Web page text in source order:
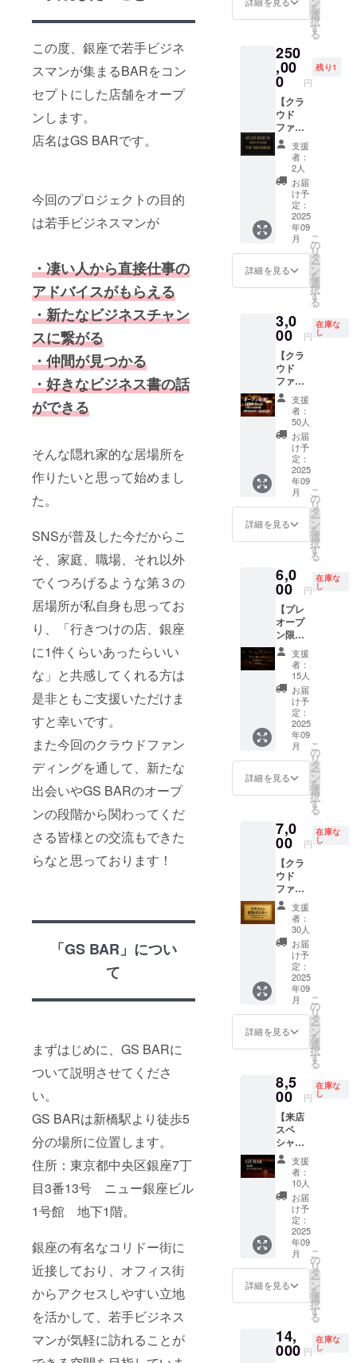
この度、銀座で若手ビジネ
スマンが集まるBARをコン
セプトにした店舗をオープ
ンします。
店名はGS BARです。
今回のプロジェクトの目的
は若手ビジネスマンが
・凄い人から直接仕事の
アドバイスがもらえる
・新たなビジネスチャン
スに繋がる
・仲間が見つかる
・好きなビジネス書の話
ができる
そんな隠れ家的な居場所を
作りたいと思って始めまし
た。
SNSが普及した今だからこ
そ、家庭、職場、それ以外
でくつろげるような第３の
居場所が私自身も思ってお
り、「行きつけの店、銀座
に1件くらいあったらいい
な」と共感してくれる方は
是非ともご支援いただけま
すと幸いです。
また今回のクラウドファン
ディングを通して、新たな
出会いやGS BARのオープ
ンの段階から関わってくだ
さる皆様との交流もできた
らなと思っております！
「GS BAR」につい
て
まずはじめに、GS BARに
ついて説明させてくださ
い。
GS BARは新橋駅より徒歩5
分の場所に位置します。
住所：東京都中央区銀座7丁
目3番13号 ニュー銀座ビル
1号館 地下1階。
銀座の有名なコリドー街に
近接しており、オフィス街
からアクセスしやすい立地
を活かして、若手ビジネス
マンが気軽に訪れることが
さい。
※複数枚
購入も
可能で
す。
※90分以
上の場
合は自
動延長
で1時間
2000円
かかり
ます。
※複数枚
ご購入
の方は
延長時
にもチ
すがお
釣りは
出ませ
んので
お気を
つけく
ださ
い。 ※
有効期
限は
2025年
10月～
2026年
9月で
す。
加しま
す ・入
由 ・食
べ物は
乾き物
のみ ク
ラウド
ファン
ディン
グ終了
後、会
場など
詳細情
報を
メール
にてご
案内し
ます。
を
選
択
す
る
250
,00
0 円
残り1
【クラ
ウド
ファン
ディン
グ限
定！特
別VIP会
員チ
ケッ
ト】 通
常、90
分飲み
放題
4000円
を１年
間、月
でも提
供しま
す。
※90分以
上の場
合は自
動延長
で1時間
2000円
かかり
ます。
※当VIP
会員権
は１日
に１
度、初
回セッ
能で
す。 ※
有料メ
ニュー
に関し
ては別
途料金
がかか
ります
※有効期
限は
2025年
9月～
2026年
8月で
す。 プ
ロジェ
1より使
用可能
ます。
支援
者：
2人
お届
け予
定：
2025
年09
月
詳細を見る
こ
の
リ
タ
ー
ン
を
選
択
す
る
3,0
00 円
在庫な
し
【クラ
ウド
ファン
ディン
グ限
定！１
回来店
チケッ
ト】 プ
ロジェ
クト終
了後
2025/9/
1より使
用可能
となり
通常、
90分飲
み放題
が4000
円
→3000
円で1回
飲める
チケッ
トです
※来店時
に店員
にチ
ケット
画像と
支援ID
をご提
購入も
可能で
す。
※90分以
上の場
合は自
動延長
で1時間
2000円
かかり
ます。
※複数枚
ご購入
の方は
延長時
にもチ
ケット
釣りは
出ませ
お気を
つけく
ださ
い。 ※
有効期
限は
2025年
9月～
2026年
8月で
す。
支援
者：
50人
お届
け予
定：
2025
年09
月
詳細を見る
こ
の
リ
タ
ー
ン
を
選
択
す
る
6,0
00 円
在庫な
し
【プレ
オープ
ン限定
イベン
ト招
待】 ・
日程：
2025年
9月6日
（土）
18時
～21時
・まぁ
～も参
加しま
す ・入
由 ・食
べ物は
乾き物
のみ ク
ラウド
ファン
ディン
グ終了
後、会
場など
詳細情
報を
メール
にてご
案内し
ます。
支援
者：
15人
お届
け予
定：
2025
年09
月
詳細を見る
こ
の
リ
タ
ー
ン
を
選
択
す
る
7,0
00 円
在庫な
し
【クラ
ウド
ファン
ディン
グ記念
サポー
ター】
クラウ
ドファ
ンディ
ング終
了後に
当リ
ターン
の支援
者様の
をポス
ターに
記載し
掲示し
ます。
掲載希
望のお
名前を
備考欄
にご記
入くだ
さい。
※ポス
ターサ
イズは
60㎝
×90㎝サ
す。 ※
掲載期
支援
者：
30人
お届
け予
定：
2025
年09
月
詳細を見る
こ
の
リ
タ
ー
ン
を
選
択
す
る
8,5
00 円
在庫な
し
【来店
スペ
シャル
コー
ス】 当
店で使
用でき
るお得
な利用
券（３
回分）
です。
「通い
た
い！」
と思っ
さる方
にはお
すすめ
支援
者：
10人
お届
け予
定：
2025
年09
月
詳細を見る
こ
の
リ
タ
ー
ン
を
選
択
す
る
14,
000 円
在庫な
し